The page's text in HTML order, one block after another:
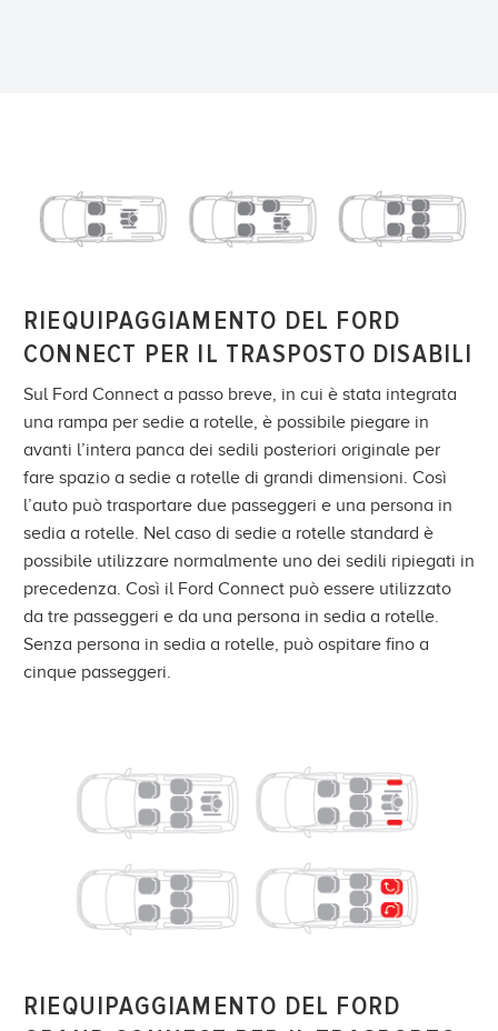
RIEQUIPAGGIAMENTO DEL FORD
CONNECT PER IL TRASPOSTO DISABILI
Sul Ford Connect a passo breve, in cui è stata integrata
una rampa per sedie a rotelle, è possibile piegare in
avanti l’intera panca dei sedili posteriori originale per
fare spazio a sedie a rotelle di grandi dimensioni. Così
l’auto può trasportare due passeggeri e una persona in
sedia a rotelle. Nel caso di sedie a rotelle standard è
possibile utilizzare normalmente uno dei sedili ripiegati in
precedenza. Così il Ford Connect può essere utilizzato
da tre passeggeri e da una persona in sedia a rotelle.
Senza persona in sedia a rotelle, può ospitare fino a
cinque passeggeri.
RIEQUIPAGGIAMENTO DEL FORD